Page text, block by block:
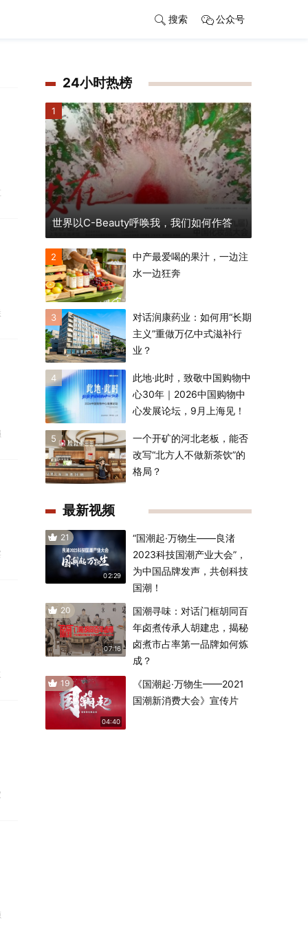
搜索 公众号
24小时热榜
1
世界以C-Beauty呼唤我，我们如何作答
2
中产最爱喝的果汁，一边注
水一边狂奔
3
对话润康药业：如何用“长期
主义”重做万亿中式滋补行
业？
4
此地·此时，致敬中国购物中
心30年｜2026中国购物中
心发展论坛，9月上海见！
5
一个开矿的河北老板，能否
改写“北方人不做新茶饮”的
格局？
最新视频
21
02:29
“国潮起·万物生——良渚
2023科技国潮产业大会”，
为中国品牌发声，共创科技
国潮！
20
07:16
国潮寻味：对话门框胡同百
年卤煮传承人胡建忠，揭秘
卤煮市占率第一品牌如何炼
成？
19
04:40
《国潮起·万物生——2021
国潮新消费大会》宣传片